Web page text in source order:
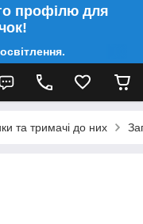
профілю для
та тримачі до них